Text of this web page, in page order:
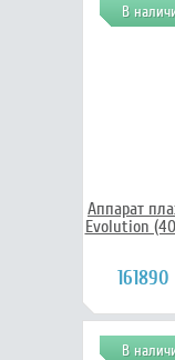
В
Аппарат
Evolution
В